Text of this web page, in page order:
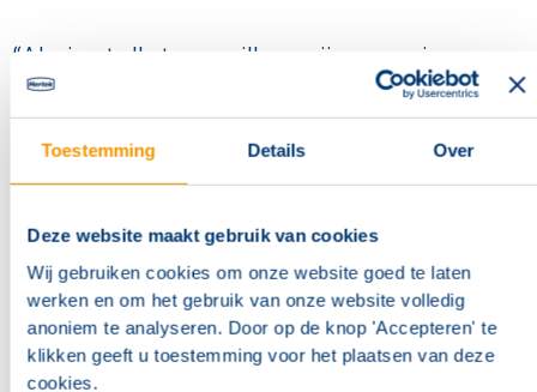
Toestemming Details Over
Deze website maakt gebruik van cookies
Wij gebruiken cookies om onze website goed te laten
werken en om het gebruik van onze website volledig
anoniem te analyseren. Door op de knop 'Accepteren' te
klikken geeft u toestemming voor het plaatsen van deze
cookies.
“Als installateur willen wij onze eigen
systemen kunnen ontwerpen, in bedrijf
stellen en onderhouden. Met de
systemen en software van Hertek is dat
eindgebruiker onze verantwoordelijkheid
als branddetectiebedrijf optimaal
nakomen.”
Energa-Elektra BV